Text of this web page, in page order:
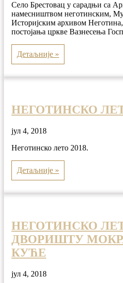
Село Брестовац у сарадњи са
намесништвом неготинским,
Историјским архивом
постојања цркве Вазнесења
Детаљније »
НЕГОТИНСКО
јул 4, 2018
Неготинско лето 2018.
Детаљније »
НЕГОТИНСКО
ДВОРИШТУ
КУЋЕ
јул 4, 2018